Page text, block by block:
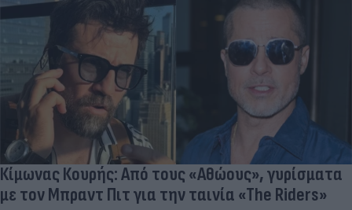
Κίμωνας Κουρής: Από τους «Αθώους», γυρίσματα
με τον Μπραντ Πιτ για την ταινία «The Riders»